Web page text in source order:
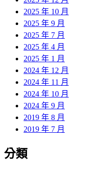
2025 年 10 月
2025 年 9 月
2025 年 7 月
2025 年 4 月
2025 年 1 月
2024 年 12 月
2024 年 11 月
2024 年 10 月
2024 年 9 月
2019 年 8 月
2019 年 7 月
分類